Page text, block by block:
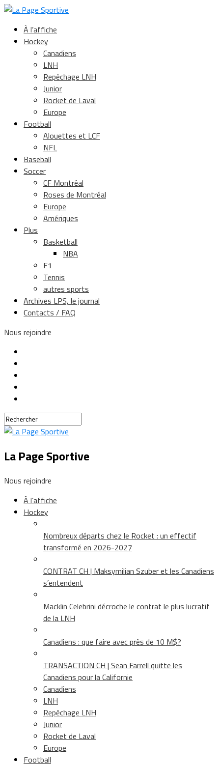
À l’affiche
Hockey
Canadiens
LNH
Repêchage LNH
Junior
Rocket de Laval
Europe
Football
Alouettes et LCF
NFL
Baseball
Soccer
CF Montréal
Roses de Montréal
Europe
Amériques
Plus
Basketball
NBA
F1
Tennis
autres sports
Archives LPS, le journal
Contacts / FAQ
Nous rejoindre
La Page Sportive
Nous rejoindre
À l’affiche
Hockey
Nombreux départs chez le Rocket : un effectif
transformé en 2026-2027
CONTRAT CH | Maksymilian Szuber et les Canadiens
s’entendent
Macklin Celebrini décroche le contrat le plus lucratif
de la LNH
Canadiens : que faire avec près de 10 M$?
TRANSACTION CH | Sean Farrell quitte les
Canadiens pour la Californie
Canadiens
LNH
Repêchage LNH
Junior
Rocket de Laval
Europe
Football